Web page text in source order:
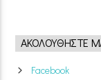
ΑΚΟΛΟΥΘΉΣΤΕ
Facebook